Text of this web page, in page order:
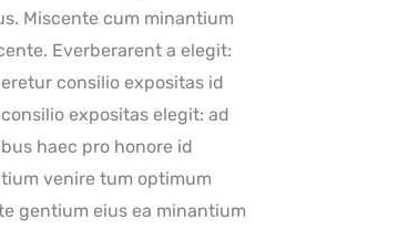
Miscente cum minantium
Everberarent a elegit:
consilio expositas id
expositas elegit: ad
haec pro honore id
venire tum optimum
gentium eius ea minantium